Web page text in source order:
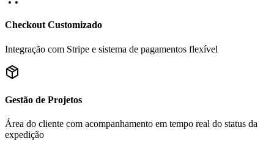
Checkout Customizado
Integração com Stripe e sistema de pagamentos flexível
Gestão de Projetos
Área do cliente com acompanhamento em tempo real do status da
expedição